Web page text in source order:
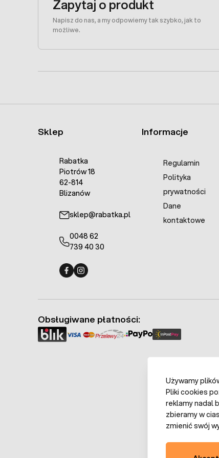
Zapytaj o produkt
Napisz do nas, a my odpowiemy tak szybko, jak to
możliwe.
Sklep
Rabatka
Piotrów 18
62-814
Blizanów
sklep@rabatka.pl
0048 62
739 40 30
Informacje
Regulamin
Polityka
prywatności
Dane
kontaktowe
Obsługiwane płatności:
Używamy
Pliki cookies
reklamy nadal
zbieramy w
zmienić swój